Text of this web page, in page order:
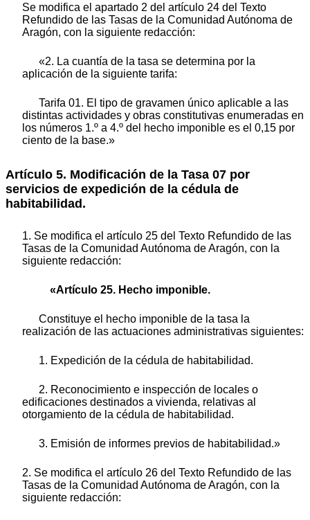
Se modifica el apartado 2 del artículo 24 del Texto
Refundido de las Tasas de la Comunidad Autónoma de
Aragón, con la siguiente redacción:
«2. La cuantía de la tasa se determina por la
aplicación de la siguiente tarifa:
Tarifa 01. El tipo de gravamen único aplicable a las
distintas actividades y obras constitutivas enumeradas en
los números 1.º a 4.º del hecho imponible es el 0,15 por
ciento de la base.»
Artículo 5. Modificación de la Tasa 07 por
servicios de expedición de la cédula de
habitabilidad.
1. Se modifica el artículo 25 del Texto Refundido de las
Tasas de la Comunidad Autónoma de Aragón, con la
siguiente redacción:
«Artículo 25. Hecho imponible.
Constituye el hecho imponible de la tasa la
realización de las actuaciones administrativas siguientes:
1. Expedición de la cédula de habitabilidad.
2. Reconocimiento e inspección de locales o
edificaciones destinados a vivienda, relativas al
otorgamiento de la cédula de habitabilidad.
3. Emisión de informes previos de habitabilidad.»
2. Se modifica el artículo 26 del Texto Refundido de las
Tasas de la Comunidad Autónoma de Aragón, con la
siguiente redacción: